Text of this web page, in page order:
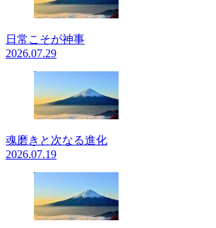
日常こそが神事
2026.07.29
魂磨きと次なる進化
2026.07.19